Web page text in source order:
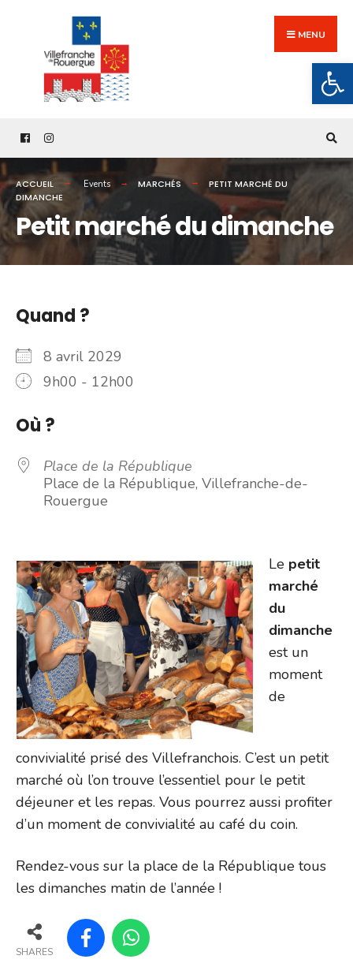
content
MENU
ACCUEIL Events MARCHÉS
PETIT MARCHÉ DU
DIMANCHE
Petit marché du dimanche
Quand ?
8 avril 2029
9h00 - 12h00
Où ?
Place de la République
Place de la République, Villefranche-de-
Rouergue
Le petit
marché
du
dimanche
est un
moment
de
convivialité prisé des Villefranchois. C’est un petit
marché où l’on trouve l’essentiel pour le petit
déjeuner et les repas. Vous pourrez aussi profiter
d’un moment de convivialité au café du coin.
Rendez-vous sur la place de la République tous
les dimanches matin de l’année !
SHARES